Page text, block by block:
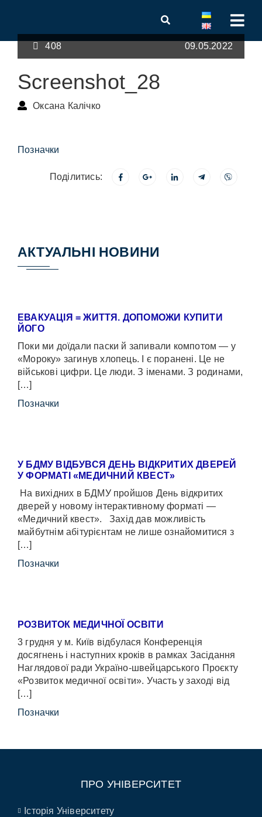
408 09.05.2022
Screenshot_28
Оксана Калічко
Позначки
Поділитись:
АКТУАЛЬНІ НОВИНИ
ЕВАКУАЦІЯ = ЖИТТЯ. ДОПОМОЖИ КУПИТИ
ЙОГО
Поки ми доїдали паски й запивали компотом — у
«Мороку» загинув хлопець. І є поранені. Це не
військові цифри. Це люди. З іменами. З родинами,
[…]
Позначки
У БДМУ ВІДБУВСЯ ДЕНЬ ВІДКРИТИХ ДВЕРЕЙ
У ФОРМАТІ «МЕДИЧНИЙ КВЕСТ»
На вихідних в БДМУ пройшов День відкритих
дверей у новому інтерактивному форматі —
«Медичний квест». Захід дав можливість
майбутнім абітурієнтам не лише ознайомитися з
[…]
Позначки
РОЗВИТОК МЕДИЧНОЇ ОСВІТИ
3 грудня у м. Київ відбулася Конференція
досягнень і наступних кроків в рамках Засідання
Наглядової ради Україно-швейцарського Проєкту
«Розвиток медичної освіти». Участь у заході від
[…]
Позначки
ПРО УНІВЕРСИТЕТ
Історія Університету